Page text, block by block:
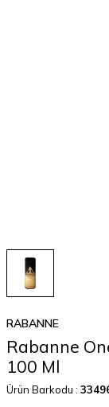
RABANNE
Rabanne
100 Ml
Ürün Barkodu :